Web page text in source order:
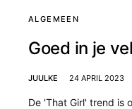
ALGEMEEN
Goed in je
JUULKE 24 APRIL 2023
De 'That Girl' trend is